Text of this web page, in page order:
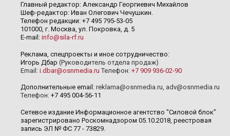
Главный редактор: Александр Георгиевич Михайлов
Шеф-редактор: Иван Олегович Чечушкин.
Телефон редакции: +7 495 795-53-05
101000, г. Москва, ул. Покровка, д. 5
E-mail: info@sila-rf.ru
Реклама, спецпроекты и иное сотрудничество:
Игорь Дбар (Руководитель отдела продаж)
Email: i.dbar@osnmedia.ru Телефон: +7 909 936-02-90
Дополнительные email: reklama@osnmedia.ru, adv@osnmedia.ru
Телефон: +7 495 004-56-11
Сетевое издание Информационное агентство "Силовой блок"
зарегистрировано Роскомнадзором 05.10.2018, реестровая
запись ЭЛ № ФС 77 - 73829.